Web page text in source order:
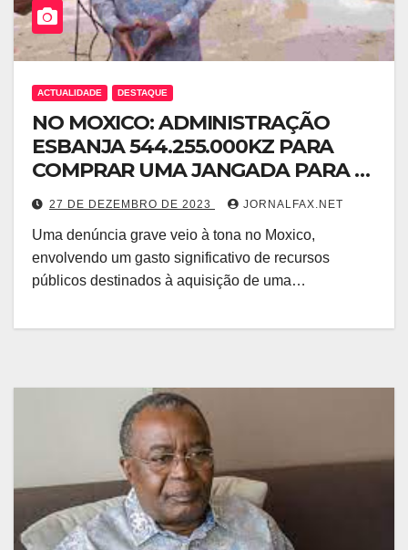
ACTUALIDADE DESTAQUE
NO MOXICO: ADMINISTRAÇÃO
ESBANJA 544.255.000KZ PARA
COMPRAR UMA JANGADA PARA O
RIO ZAMBEZE
27 DE DEZEMBRO DE 2023 JORNALFAX.NET
Uma denúncia grave veio à tona no Moxico,
envolvendo um gasto significativo de recursos
públicos destinados à aquisição de uma…